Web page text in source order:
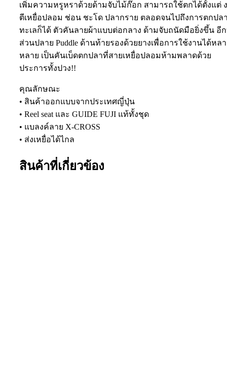
เพิ่มความหรูหราด้วยด้ามจับไม้ก๊อก สามารถใช้ตกได้ตั้งแต่
ตีเหยื่อปลอม ช่อน ชะโด ปลากราย ตลอดจนไปถึงการตกปล
ทะเลก็ได้ ตัวคันลายผ้าแบบต่อกลาง ด้ามจับถนัดมือยิ่งขึ้น อี
ส่วนปลาย Puddle ด้านท้ายรองด้วยยางเพื่อการใช้งานได้หล
หลาย เป็นคันเบ็ดตกปลาที่สายเหยื่อปลอมห้ามพลาดด้วย
ประการทั้งปวง!!
คุณลักษณะ
• สินค้าออกแบบจากประเทศญี่ปุ่น
• Reel seat และ GUIDE FUJI แท้ทั้งชุด
• แบลงค์ลาย X-CROSS
• ส่งเหยื่อได้ไกล
สินค้าที่เกี่ยวข้อง